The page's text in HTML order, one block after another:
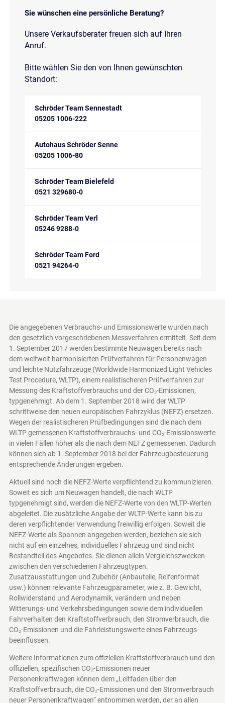
Sie wünschen eine persönliche Beratung?
Unsere Verkaufsberater freuen sich auf Ihren
Anruf.
Bitte wählen Sie den von Ihnen gewünschten
Standort:
Schröder Team Sennestadt
05205 1006-222
Autohaus Schröder Senne
05205 1006-80
Schröder Team Bielefeld
0521 329680-0
Schröder Team Verl
05246 9288-0
Schröder Team Ford
0521 94264-0
Die angegebenen Verbrauchs- und Emissionswerte wurden nach
den gesetzlich vorgeschriebenen Messverfahren ermittelt. Seit dem
1. September 2017 werden bestimmte Neuwagen bereits nach
dem weltweit harmonisierten Prüfverfahren für Personenwagen
und leichte Nutzfahrzeuge (Worldwide Harmonized Light Vehicles
Test Procedure, WLTP), einem realistischeren Prüfverfahren zur
Messung des Kraftstoffverbrauchs und der CO₂-Emissionen,
typgenehmigt. Ab dem 1. September 2018 wird der WLTP
schrittweise den neuen europäischen Fahrzyklus (NEFZ) ersetzen.
Wegen der realistischeren Prüfbedingungen sind die nach dem
WLTP gemessenen Kraftstoffverbrauchs- und CO₂-Emissionswerte
in vielen Fällen höher als die nach dem NEFZ gemessenen. Dadurch
können sich ab 1. September 2018 bei der Fahrzeugbesteuerung
entsprechende Änderungen ergeben.
Aktuell sind noch die NEFZ-Werte verpflichtend zu kommunizieren.
Soweit es sich um Neuwagen handelt, die nach WLTP
typgenehmigt sind, werden die NEFZ-Werte von den WLTP-Werten
abgeleitet. Die zusätzliche Angabe der WLTP-Werte kann bis zu
deren verpflichtender Verwendung freiwillig erfolgen. Soweit die
NEFZ-Werte als Spannen angegeben werden, beziehen sie sich
nicht auf ein einzelnes, individuelles Fahrzeug und sind nicht
Bestandteil des Angebotes. Sie dienen allein Vergleichszwecken
zwischen den verschiedenen Fahrzeugtypen.
Zusatzausstattungen und Zubehör (Anbauteile, Reifenformat
usw.) können relevante Fahrzeugparameter, wie z. B. Gewicht,
Rollwiderstand und Aerodynamik, verändern und neben
Witterungs- und Verkehrsbedingungen sowie dem individuellen
Fahrverhalten den Kraftstoffverbrauch, den Stromverbrauch, die
CO₂-Emissionen und die Fahrleistungswerte eines Fahrzeugs
beeinflussen.
Weitere Informationen zum offiziellen Kraftstoffverbrauch und den
offiziellen, spezifischen CO₂-Emissionen neuer
Personenkraftwagen können dem „Leitfaden über den
Kraftstoffverbrauch, die CO₂-Emissionen und den Stromverbrauch
neuer Personenkraftwagen“ entnommen werden, der an allen